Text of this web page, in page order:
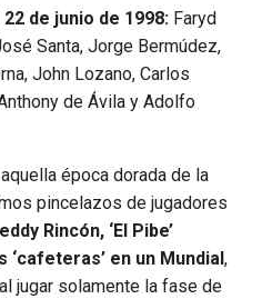
de junio de 1998: Faryd
Santa, Jorge Bermúdez,
John Lozano, Carlos
de Ávila y Adolfo
época dorada de la
pincelazos de jugadores
Rincón, ‘El Pibe’
en un Mundial ,
jugar solamente la fase de